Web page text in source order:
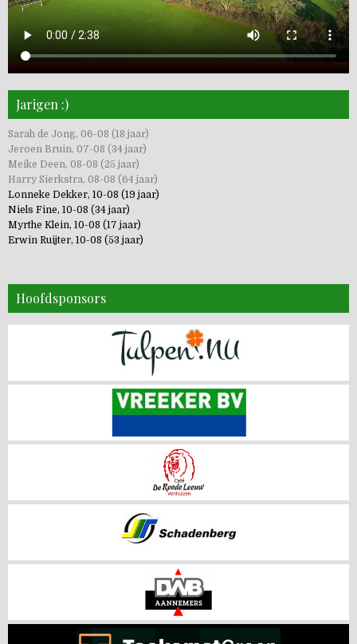
Jarigen :)
Sarah de Jong, 06-08 (18 jaar)
Jeroen Bruin, 07-08 (34 jaar)
Meike Deen, 08-08 (25 jaar)
Harry Sierkstra, 08-08 (64 jaar)
Lonneke Dekker, 10-08 (19 jaar)
Niels Fine, 10-08 (34 jaar)
Myrthe Klein, 10-08 (17 jaar)
Erwin Ruijter, 10-08 (53 jaar)
Hoofdsponsors